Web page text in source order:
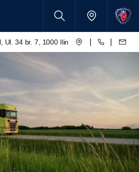
34 br. 7, 1000 Ilinden – Skopje